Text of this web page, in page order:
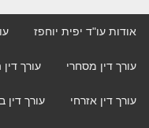
אודות עו"ד יפית יוחפז
עורך דין מסחרי עורך
עורך דין אזרחי עורך דין